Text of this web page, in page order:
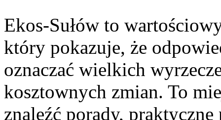
Ekos-Sułów to
który pokazuje, że
oznaczać wielkich
kosztownych zmian. To
znaleźć porady,